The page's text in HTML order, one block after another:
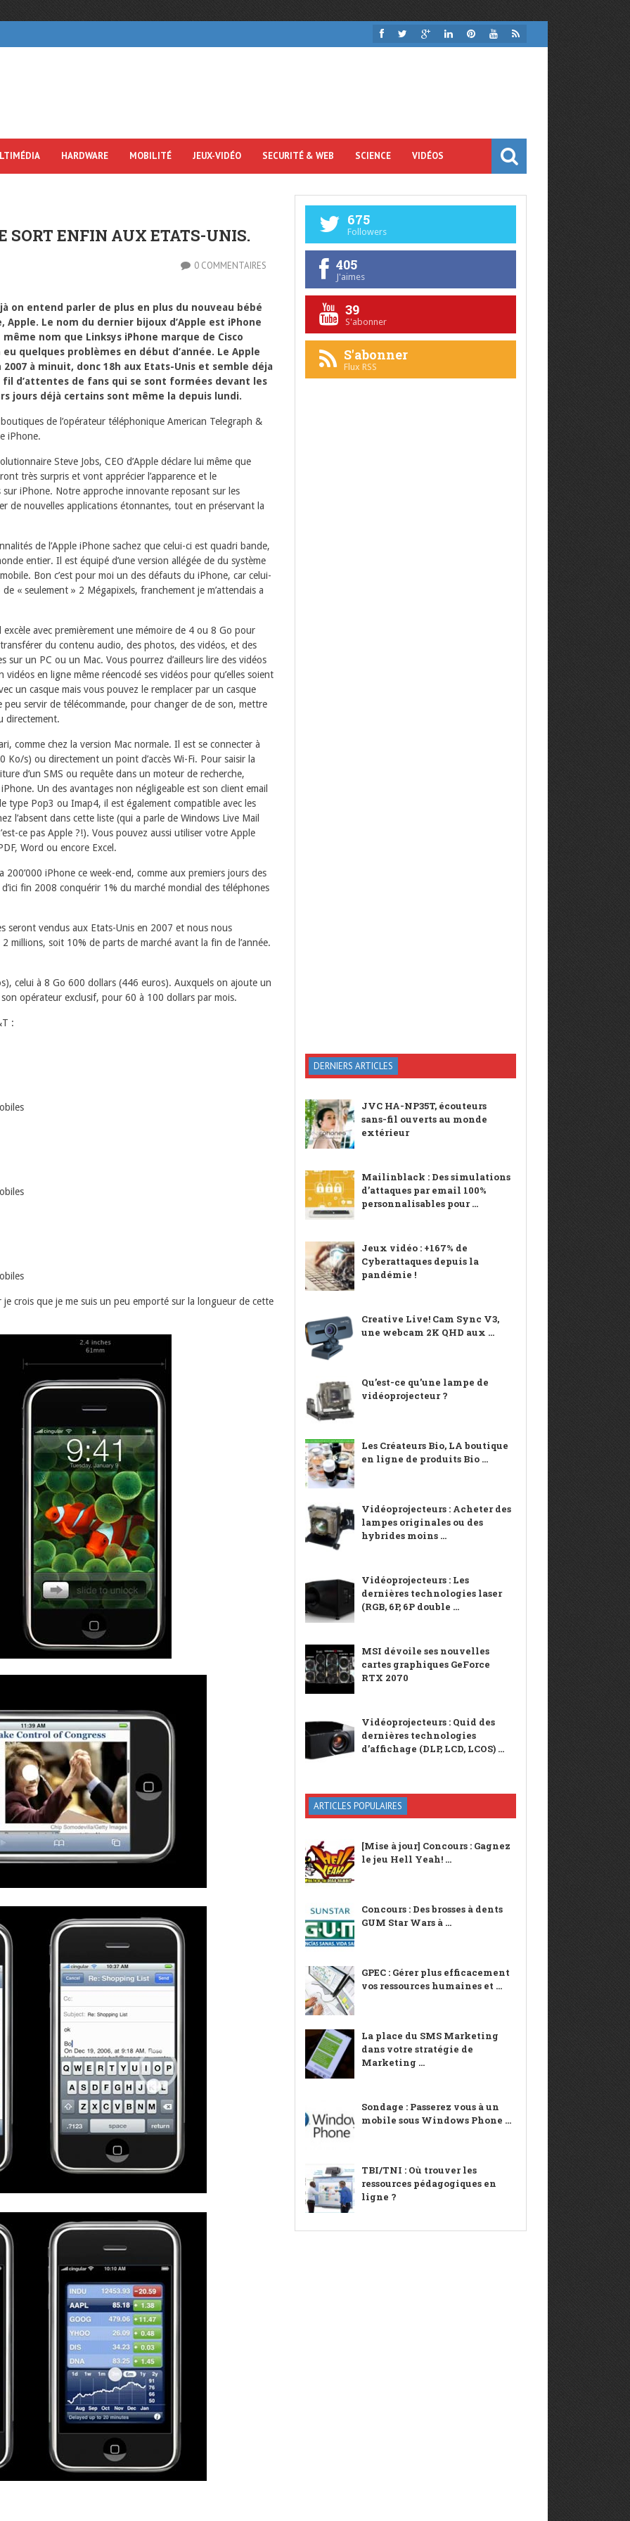
HARDWARE MOBILITÉ JEUX-VIDÉO SECURITÉ & WEB SCIENCE VIDÉOS
SORT ENFIN AUX ETATS-UNIS.
0 COMMENTAIRES
on entend parler de plus en plus du nouveau bébé
Apple. Le nom du dernier bijoux d’Apple est iPhone
nom que Linksys iPhone marque de Cisco
quelques problèmes en début d’année. Le Apple
à minuit, donc 18h aux Etats-Unis et semble déja
d’attentes de fans qui se sont formées devant les
jours déjà certains sont même la depuis lundi.
de l’opérateur téléphonique American Telegraph &
iPhone.
Steve Jobs, CEO d’Apple déclare lui même que
très surpris et vont apprécier l’apparence et le
iPhone. Notre approche innovante reposant sur les
de nouvelles applications étonnantes, tout en préservant la
de l’Apple iPhone sachez que celui-ci est quadri bande,
entier. Il est équipé d’une version allégée de du système
Bon c’est pour moi un des défauts du iPhone, car celui-
« seulement » 2 Mégapixels, franchement je m’attendais a
avec premièrement une mémoire de 4 ou 8 Go pour
du contenu audio, des photos, des vidéos, et des
sur un PC ou un Mac. Vous pourrez d’ailleurs lire des vidéos
en ligne même réencodé ses vidéos pour qu’elles soient
un casque mais vous pouvez le remplacer par un casque
servir de télécommande, pour changer de de son, mettre
directement.
comme chez la version Mac normale. Il est se connecter à
s) ou directement un point d’accès Wi-Fi. Pour saisir la
d’un SMS ou requête dans un moteur de recherche,
Un des avantages non négligeable est son client email
type Pop3 ou Imap4, il est également compatible avec les
l’absent dans cette liste (qui a parle de Windows Live Mail
ce pas Apple ?!). Vous pouvez aussi utiliser votre Apple
Word ou encore Excel.
iPhone ce week-end, comme aux premiers jours des
fin 2008 conquérir 1% du marché mondial des téléphones
seront vendus aux Etats-Unis en 2007 et nous nous
millions, soit 10% de parts de marché avant la fin de l’année.
celui à 8 Go 600 dollars (446 euros). Auxquels on ajoute un
opérateur exclusif, pour 60 à 100 dollars par mois.
:
crois que je me suis un peu emporté sur la longueur de cette
675
Followers
405
J'aimes
39
S'abonner
S'abonner
Flux RSS
DERNIERS ARTICLES
JVC HA-NP35T, écouteurs
sans-fil ouverts au monde
extérieur
Mailinblack : Des simulations
d’attaques par email 100%
personnalisables pour ...
Jeux vidéo : +167% de
Cyberattaques depuis la
pandémie !
Creative Live! Cam Sync V3,
une webcam 2K QHD aux ...
Qu’est-ce qu’une lampe de
vidéoprojecteur ?
Les Créateurs Bio, LA boutique
en ligne de produits Bio ...
Vidéoprojecteurs : Acheter des
lampes originales ou des
hybrides moins ...
Vidéoprojecteurs : Les
dernières technologies laser
(RGB, 6P, 6P double ...
MSI dévoile ses nouvelles
cartes graphiques GeForce
RTX 2070
Vidéoprojecteurs : Quid des
dernières technologies
d’affichage (DLP, LCD, LCOS) ...
ARTICLES POPULAIRES
[Mise à jour] Concours : Gagnez
le jeu Hell Yeah! ...
Concours : Des brosses à dents
GUM Star Wars à ...
GPEC : Gérer plus efficacement
vos ressources humaines et ...
La place du SMS Marketing
dans votre stratégie de
Marketing ...
Sondage : Passerez vous à un
mobile sous Windows Phone ...
TBI/TNI : Où trouver les
ressources pédagogiques en
ligne ?